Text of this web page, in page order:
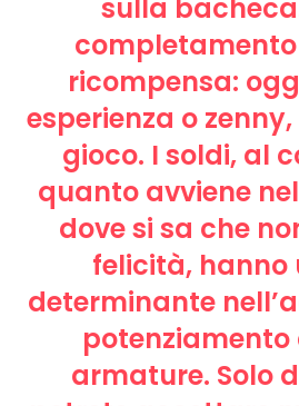
sulla
ricompensa:
esperienza o
gioco. I soldi, al
quanto avviene
dove si sa che
felicità, hanno
determinante
potenziamento
armature. Solo